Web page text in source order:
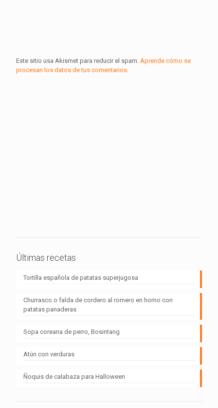
Este sitio usa Akismet para reducir el spam. Aprende cómo se
procesan los datos de tus comentarios.
Últimas recetas
Tortilla española de patatas superjugosa
Churrasco o falda de cordero al romero en horno con
patatas panaderas
Sopa coreana de perro, Bosintang
Atún con verduras
Ñoquis de calabaza para Halloween